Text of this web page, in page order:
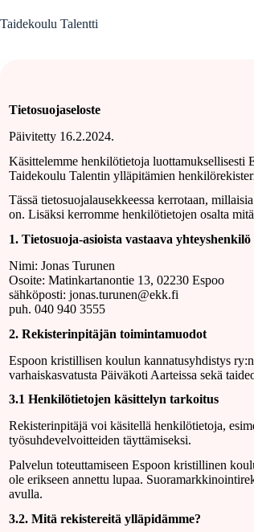
to
Taidekoulu Talentti
Tietosuojaseloste
Päivitetty 16.2.2024.
Käsittelemme henkilötietoja luottamuksellisesti
Taidekoulu Talentin ylläpitämien
Tässä tietosuojalausekkeessa kerrotaan,
on. Lisäksi kerromme henkilötietojen osalta
1. Tietosuoja-asioista vastaava yhteyshenkilö
Nimi: Jonas Turunen
Osoite: Matinkartanontie 13, 02230 Espoo
sähköposti: jonas.turunen@ekk.fi
puh. 040 940 3555
2. Rekisterinpitäjän toimintamuodot
Espoon kristillisen koulun kannatusyhdistys
varhaiskasvatusta Päiväkoti Aarteissa sekä
3.1 Henkilötietojen käsittelyn tarkoitus
Rekisterinpitäjä voi käsitellä henkilötietoja,
työsuhdevelvoitteiden täyttämiseksi.
Palvelun toteuttamiseen Espoon kristillinen
ole erikseen annettu lupaa.
avulla.
3.2. Mitä rekistereitä ylläpidämme?